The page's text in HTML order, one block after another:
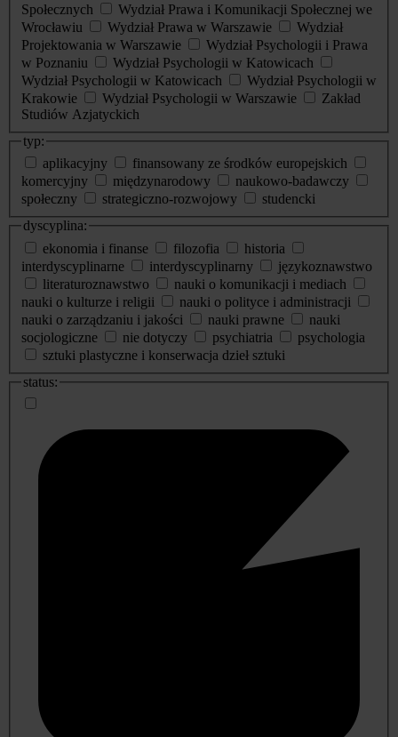
Społecznych
Wydział Prawa i Komunikacji Społecznej we
Wrocławiu
Wydział Prawa w Warszawie
Wydział
Projektowania w Warszawie
Wydział Psychologii i Prawa
w Poznaniu
Wydział Psychologii w Katowicach
Wydział Psychologii w Katowicach
Wydział Psychologii w
Krakowie
Wydział Psychologii w Warszawie
Zakład
Studiów Azjatyckich
typ:
aplikacyjny
finansowany ze środków europejskich
komercyjny
międzynarodowy
naukowo-badawczy
społeczny
strategiczno-rozwojowy
studencki
dyscyplina:
ekonomia i finanse
filozofia
historia
interdyscyplinarne
interdyscyplinarny
językoznawstwo
literaturoznawstwo
nauki o komunikacji i mediach
nauki o kulturze i religii
nauki o polityce i administracji
nauki o zarządzaniu i jakości
nauki prawne
nauki
socjologiczne
nie dotyczy psychiatria
psychologia
sztuki plastyczne i konserwacja dzieł sztuki
status: